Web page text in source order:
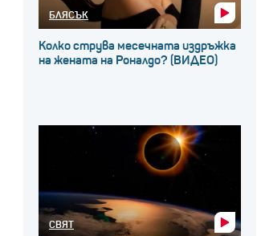
БЛЯСЪК
Колко струва месечната издръжка
на жената на Роналдо? (ВИДЕО)
СВЯТ